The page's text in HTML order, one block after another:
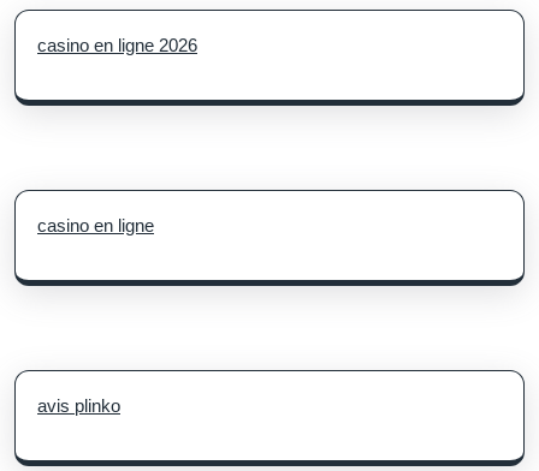
casino en ligne 2026
casino en ligne
avis plinko